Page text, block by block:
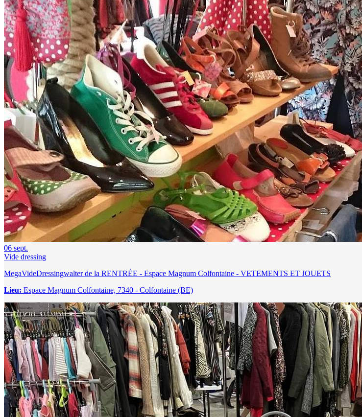
06 sept.
Vide dressing
MegaVideDressingwalter de la RENTRÉE - Espace Magnum Colfontaine - VETEMENTS ET JOUETS
Lieu: Espace Magnum Colfontaine, 7340 - Colfontaine (BE)